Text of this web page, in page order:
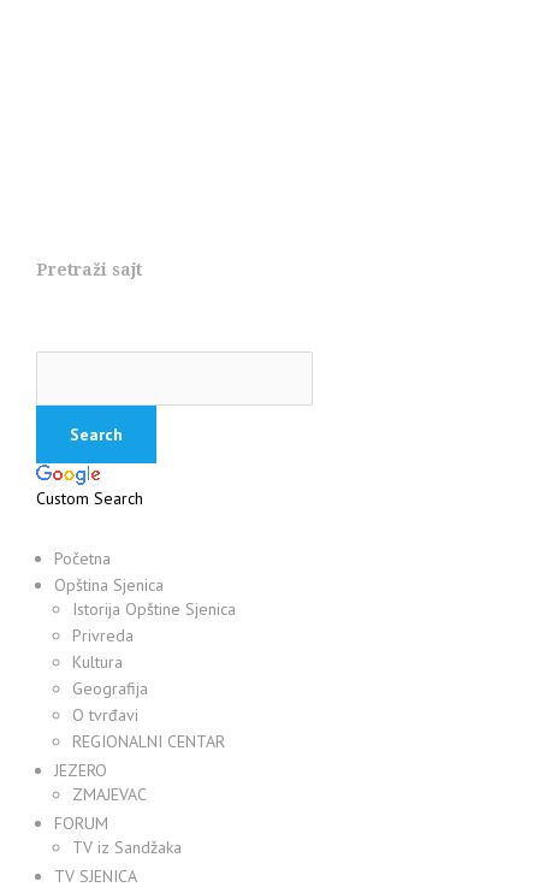
Pretraži sajt
Custom Search
Početna
Opština Sjenica
Istorija Opštine Sjenica
Privreda
Kultura
Geografija
O tvrđavi
REGIONALNI CENTAR
JEZERO
ZMAJEVAC
FORUM
TV iz Sandžaka
TV SJENICA